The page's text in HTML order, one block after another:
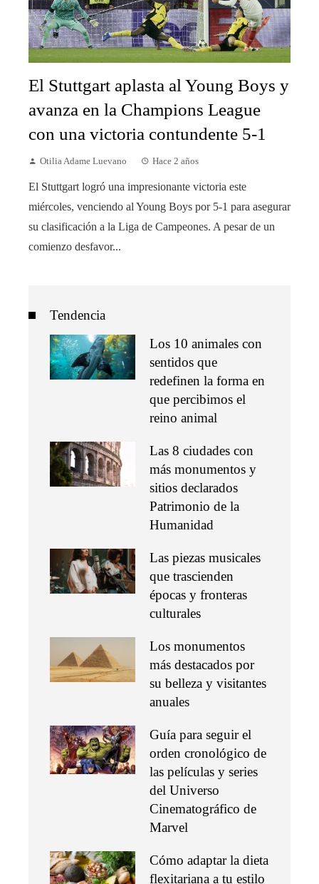
El Stuttgart aplasta al Young Boys y
avanza en la Champions League
con una victoria contundente 5-1
Otilia Adame Luevano Hace 2 años
El Stuttgart logró una impresionante victoria este
miércoles, venciendo al Young Boys por 5-1 para asegurar
su clasificación a la Liga de Campeones. A pesar de un
comienzo desfavor...
Tendencia
Los 10 animales con
sentidos que
redefinen la forma en
que percibimos el
reino animal
Las 8 ciudades con
más monumentos y
sitios declarados
Patrimonio de la
Humanidad
Las piezas musicales
que trascienden
épocas y fronteras
culturales
Los monumentos
más destacados por
su belleza y visitantes
anuales
Guía para seguir el
orden cronológico de
las películas y series
del Universo
Cinematográfico de
Marvel
Cómo adaptar la dieta
flexitariana a tu estilo